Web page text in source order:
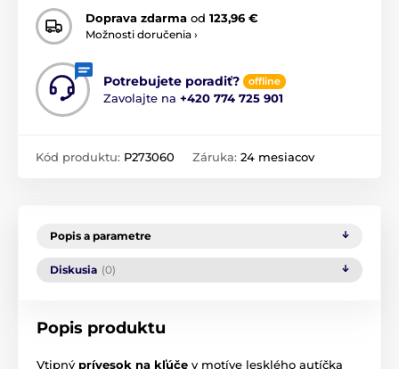
Doprava zdarma od 123,96 €
Možnosti doručenia ›
Potrebujete poradiť? offline
Zavolajte na +420 774 725 901
Kód produktu: P273060 Záruka: 24 mesiacov
Popis a parametre
Diskusia (0)
Popis produktu
Vtipný prívesok na kľúče v motíve lesklého autíčka